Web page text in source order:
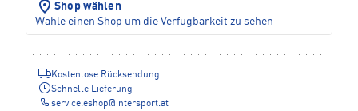
Shop wählen
Wähle einen Shop um die Verfügbarkeit zu sehen
Kostenlose Rücksendung
Schnelle Lieferung
service.eshop@intersport.at